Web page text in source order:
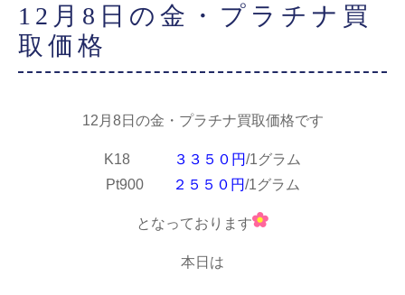
12月8日の金・プラチナ買
取価格
12月8日の金・プラチナ買取価格です
K18 ３３５０円/1グラム
Pt900
２５５０円/1グラム
となっております
本日は